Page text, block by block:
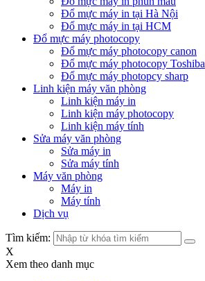
Đổ mực máy in tại Hà Nội
Đổ mực máy in tại HCM
Đổ mực máy photocopy
Đổ mực máy photocopy canon
Đổ mực máy photocopy Toshiba
Đổ mực máy photopcy sharp
Linh kiện máy văn phòng
Linh kiện máy in
Linh kiện máy photocopy
Linh kiện máy tính
Sửa máy văn phòng
Sửa máy in
Sửa máy tính
Máy văn phòng
Máy in
Máy tính
Dịch vụ
Tìm kiếm:
X
Xem theo danh mục